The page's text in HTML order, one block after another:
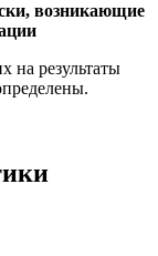
возникающие
на результаты